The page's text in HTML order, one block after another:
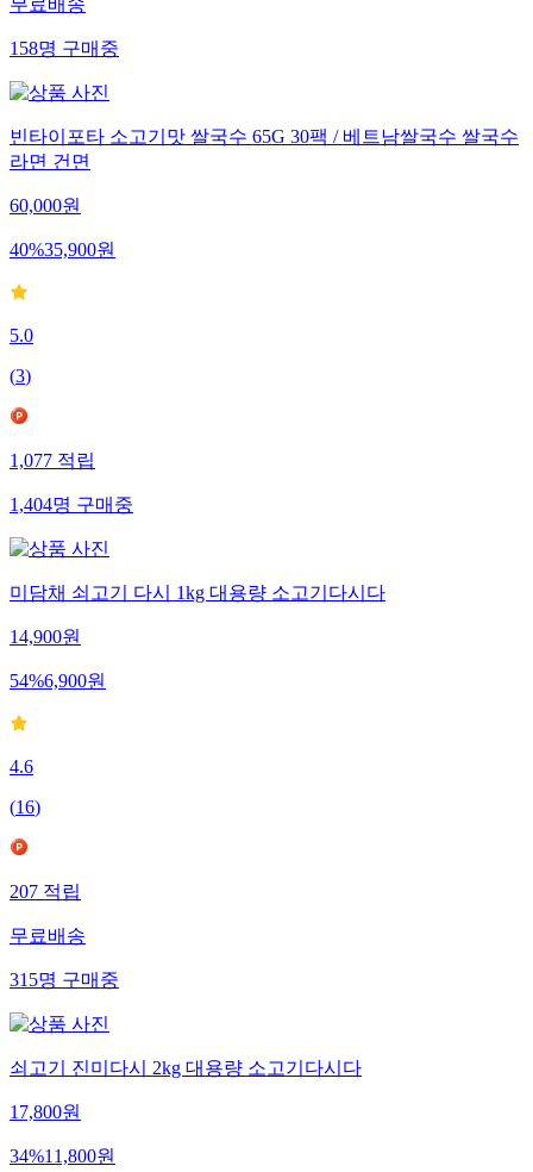
무료배송
158명구매중
빈타이포타 소고기맛 쌀국수 65G 30팩 / 베트남쌀국수 쌀국수
라면 건면
60,000원
40%35,900원
5.0
(3)
1,077적립
1,404명구매중
미담채 쇠고기 다시 1kg 대용량 소고기다시다
14,900원
54%6,900원
4.6
(16)
207적립
무료배송
315명구매중
쇠고기 진미다시 2kg 대용량 소고기다시다
17,800원
34%11,800원